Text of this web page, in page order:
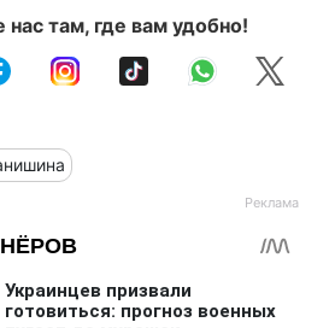
нас там, где вам удобно!